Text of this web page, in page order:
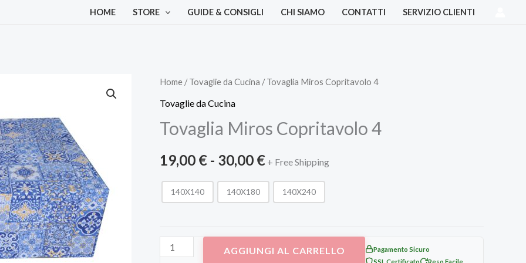
HOME STORE GUIDE & CONSIGLI CHI SIAMO CONTATTI SERVIZIO CLIENTI
Home /Tovaglie da Cucina / Tovaglia Miros Copritavolo 4
Tovaglie da Cucina
Tovaglia Miros Copritavolo 4
19,00 € - 30,00 €
Fascia
prezzo:
da
19,00 €
30,00 €
+ Free Shipping
140X140 140X180 140X240
Tovaglia
Miros
AGGIUNGI AL CARRELLO
Pagamento Sicuro
SSL Certificato
Reso Facile